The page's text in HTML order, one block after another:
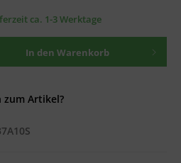
ca. 1-3 Werktage
In den Warenkorb
zum Artikel?